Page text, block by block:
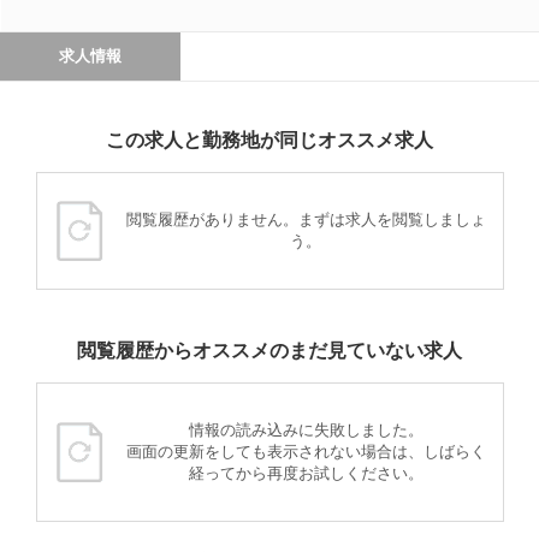
求人情報
この求人と勤務地が同じオススメ求人
閲覧履歴がありません。まずは求人を閲覧しましょ
う。
閲覧履歴からオススメのまだ見ていない求人
情報の読み込みに失敗しました。
画面の更新をしても表示されない場合は、しばらく
経ってから再度お試しください。